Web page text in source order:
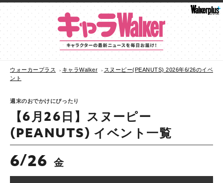
ウォーカープラス キャラWalker
スヌーピー(PEANUTS) 2026年6/26のイベ
ント
週末のおでかけにぴったり
【6月26日】スヌーピー
(PEANUTS) イベント一覧
6/26 金